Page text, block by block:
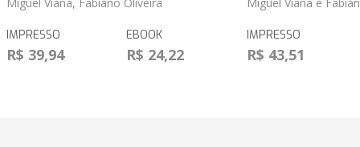
IMPRESSO
R$ 39,94
EBOOK
R$ 24,22
IMPRESSO
R$ 43,51